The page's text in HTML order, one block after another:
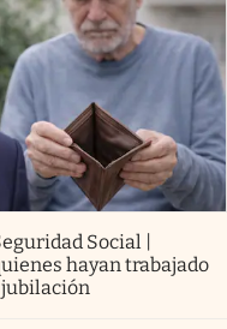
Social |
hayan trabajado
jubilación